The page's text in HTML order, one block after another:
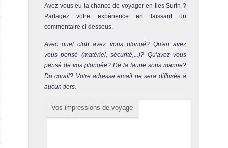
MV Diverace Class E
Avez vous eu la chance de voyager en Iles Surin ?
Partagez votre expérience en laissant un
commentaire ci dessous.
Avec quel club avez vous plongé? Qu'en avez
vous pensé (matériel, sécurité,...)? Qu'avez vous
pensé de vos plongée? De la faune sous marine?
Du corail? Votre adresse email ne sera diffusée à
aucun tiers.
Vos impressions de voyage